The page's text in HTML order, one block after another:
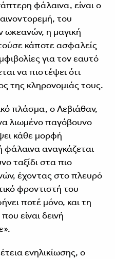
φάλαινα, είναι ο
του
ωκεανών, η μαγική
κάποτε ασφαλείς
για τον εαυτό
να πιστέψει ότι
της κληρονομιάς τους.
πλάσμα, ο Λεβιάθαν,
λιωμένο παγόβουνο
κάθε μορφή
αναγκάζεται
ταξίδι στα πιο
έχοντας στο πλευρό
φροντιστή του
ποτέ μόνο, και τη
είναι δεινή
ενηλικίωσης, ο